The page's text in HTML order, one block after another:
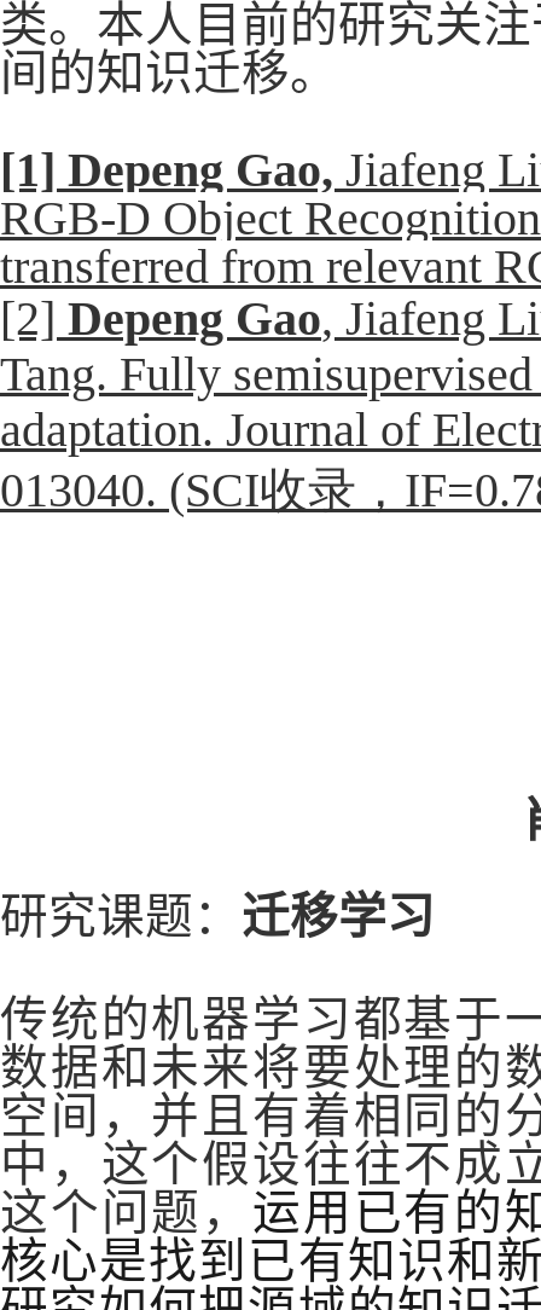
类。本人目前的研究关
间的知识迁移。
[1] Depeng Gao, Jiafeng
RGB-D Object
transferred from relevant
[2] Depeng Gao, Jiafeng
Tang. Fully
adaptation. Journal of
013040. (SCI收录，
研究课题 ： 迁移学习
传统的机器学习都基于
数据和未来将要处理的
空间，并且有着相同的
中，这个假设往往不成
这个问题， 运用已有的
核心是找到已有知识和